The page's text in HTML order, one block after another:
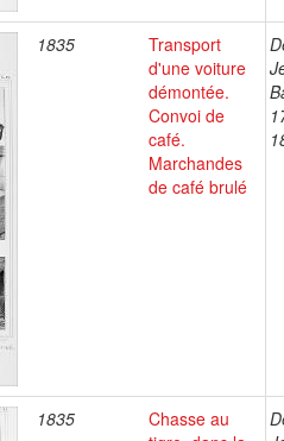
1835
Transport
d'une voiture
démontée.
Convoi de
café.
Marchandes
de café brulé
1835
Chasse au